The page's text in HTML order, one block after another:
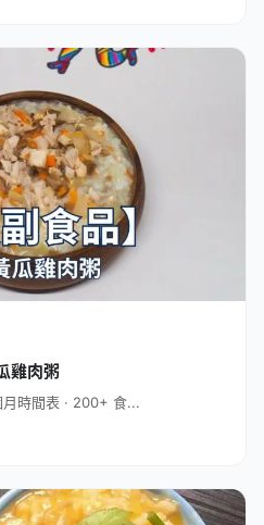
雞肉粥
時間表 · 200+ 食...